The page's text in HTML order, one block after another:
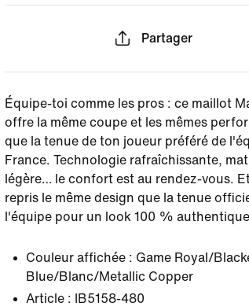
Partager
Équipe-toi comme les pros : ce maillot
offre la même coupe et les mêmes
que la tenue de ton joueur préféré de
France. Technologie rafraîchissante,
légère… le confort est au rendez-vous.
repris le même design que la tenue
l'équipe pour un look 100 %
Couleur affichée : Game Royal/
Blue/Blanc/Metallic Copper
Article :
IB5158-480